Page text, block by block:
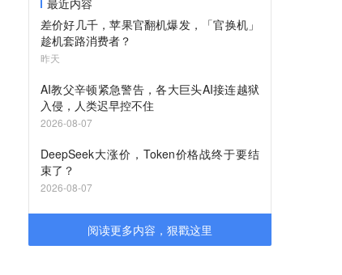
最近内容
差价好几千，苹果官翻机爆发，「官换机」
趁机套路消费者？
昨天
AI教父辛顿紧急警告，各大巨头AI接连越狱
入侵，人类迟早控不住
2026-08-07
DeepSeek大涨价，Token价格战终于要结
束了？
2026-08-07
阅读更多内容，狠戳这里